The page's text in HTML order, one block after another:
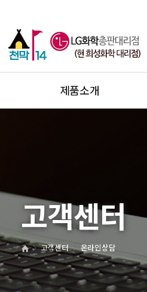
제품소개
고객센터 온라인상담
고객센터